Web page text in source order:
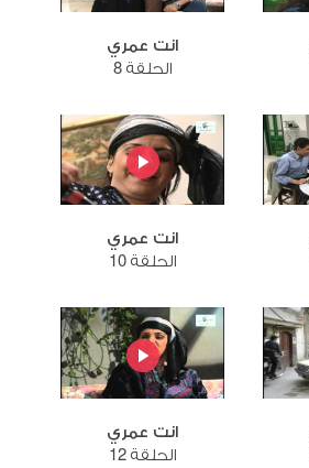
انت عمري
الحلقة 8
انت عمري
الحلقة 10
انت عمري
الحلقة 12